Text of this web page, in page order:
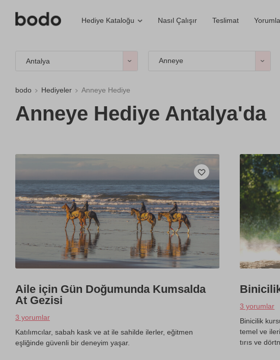
Hediye Kataloğu Nasıl Çalışır Teslimat
Antalya Anneye
bodo Hediyeler Anneye Hediye
Anneye Hediye Antalya'da
Aile için Gün Doğumunda Kumsalda
At Gezisi
3 yorumlar
Katılımcılar, sabah kask ve at ile sahilde ilerler, eğitmen
eşliğinde güvenli bir deneyim yaşar.
3 yorumlar
Binicilik
temel ve
tırıs ve